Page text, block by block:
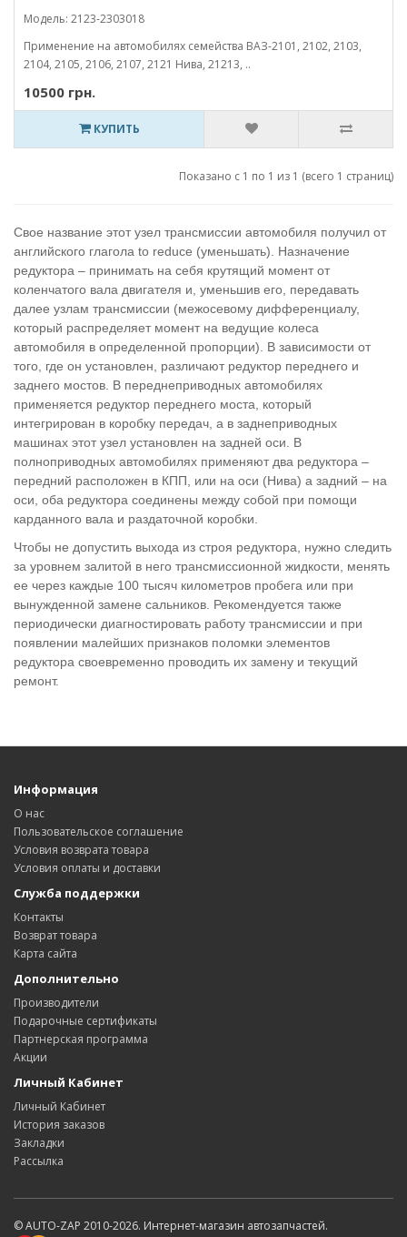
Модель: 2123-2303018
Применение на автомобилях семейства ВАЗ-2101, 2102, 2103,
2104, 2105, 2106, 2107, 2121 Нива, 21213, ..
10500 грн.
КУПИТЬ
Показано с 1 по 1 из 1 (всего 1 страниц)
Свое название этот узел трансмиссии автомобиля получил от
английского глагола to reduce (уменьшать). Назначение
редуктора – принимать на себя крутящий момент от
коленчатого вала двигателя и, уменьшив его, передавать
далее узлам трансмиссии (межосевому дифференциалу,
который распределяет момент на ведущие колеса
автомобиля в определенной пропорции). В зависимости от
того, где он установлен, различают редуктор переднего и
заднего мостов. В переднеприводных автомобилях
применяется редуктор переднего моста, который
интегрирован в коробку передач, а в заднеприводных
машинах этот узел установлен на задней оси. В
полноприводных автомобилях применяют два редуктора –
передний расположен в КПП, или на оси (Нива) а задний – на
оси, оба редуктора соединены между собой при помощи
карданного вала и раздаточной коробки.
Чтобы не допустить выхода из строя редуктора, нужно следить
за уровнем залитой в него трансмиссионной жидкости, менять
ее через каждые 100 тысяч километров пробега или при
вынужденной замене сальников. Рекомендуется также
периодически диагностировать работу трансмиссии и при
появлении малейших признаков поломки элементов
редуктора своевременно проводить их замену и текущий
ремонт.
Информация
О нас
Пользовательское соглашение
Условия возврата товара
Условия оплаты и доставки
Служба поддержки
Контакты
Возврат товара
Карта сайта
Дополнительно
Производители
Подарочные сертификаты
Партнерская программа
Акции
Личный Кабинет
Личный Кабинет
История заказов
Закладки
Рассылка
© AUTO-ZAP 2010-2026. Интернет-магазин автозапчастей.